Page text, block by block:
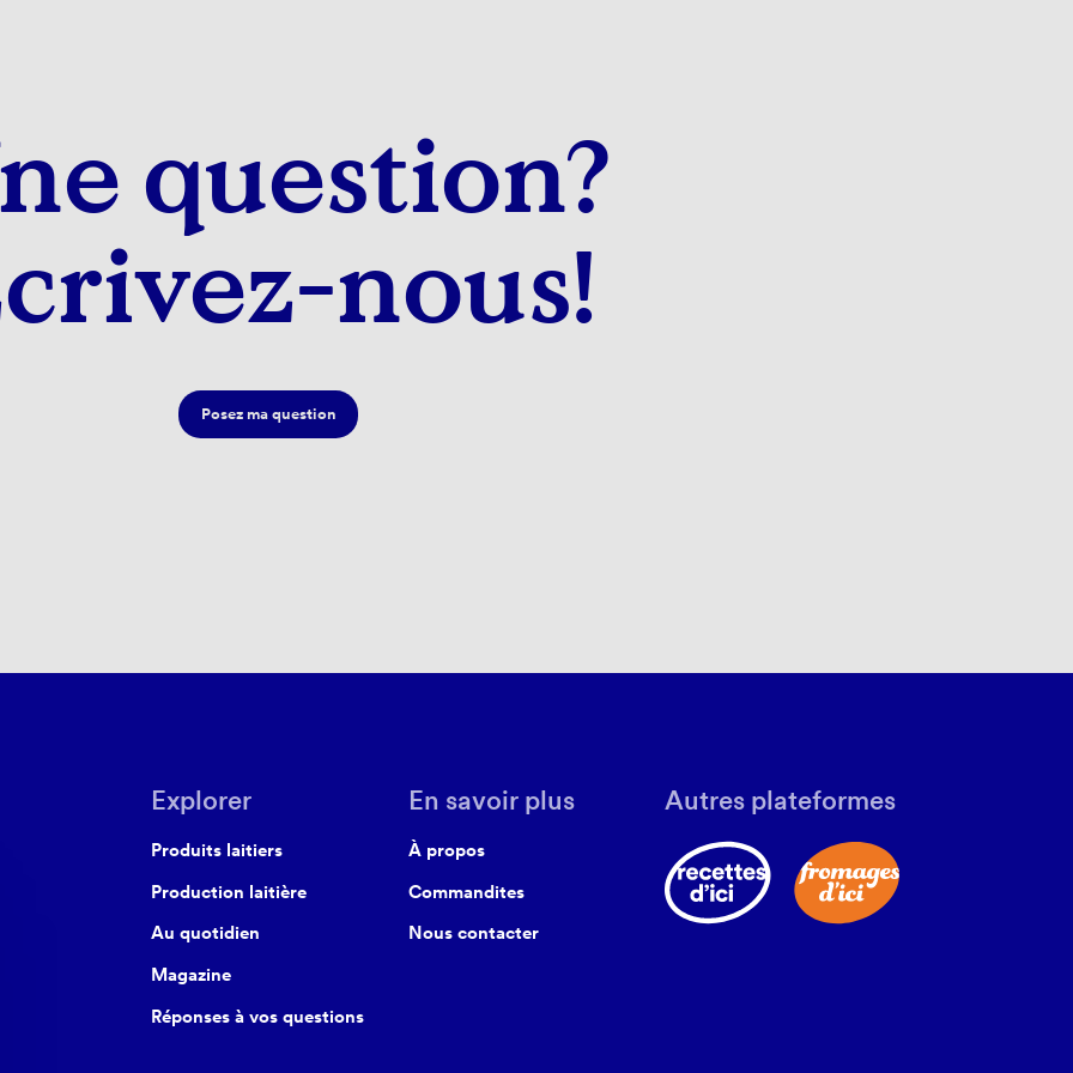
question?
nous!
Posez ma question
Explorer
Produits laitiers
Production laitière
Au quotidien
Magazine
Réponses à vos questions
En savoir plus
À propos
Commandites
Nous contacter
Autres plateformes